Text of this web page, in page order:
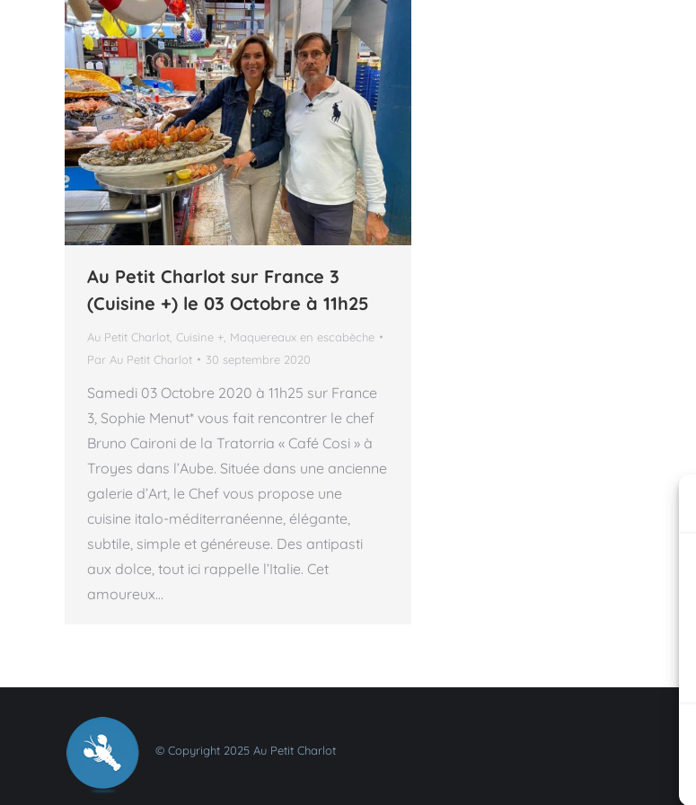
Au Petit Charlot sur France 3
(Cuisine +) le 03 Octobre à 11h25
Au Petit Charlot Cuisine + Maquereaux en escabèche
Par Au Petit Charlot 30 septembre 2020
Samedi 03 Octobre 2020 à 11h25 sur France
3, Sophie Menut* vous fait rencontrer le chef
Bruno Caironi de la Tratorria « Café Cosi » à
Troyes dans l’Aube. Située dans une ancienne
galerie d’Art, le Chef vous propose une
cuisine italo-méditerranéenne, élégante,
subtile, simple et généreuse. Des antipasti
aux dolce, tout ici rappelle l’Italie. Cet
amoureux…
© Copyright 2025 Au Petit Charlot